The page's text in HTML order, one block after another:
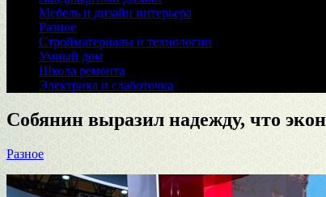
Мебель и дизайн интерьера
Разное
Стройматериалы и технологии
Умный дом
Школа ремонта
Электрика и слаботочка
Собянин выразил надежду, что
Разное